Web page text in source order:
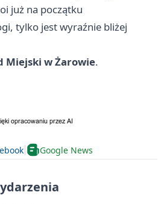
już na początku
tylko jest wyraźnie bliżej
Miejski w Żarowie.
Google News